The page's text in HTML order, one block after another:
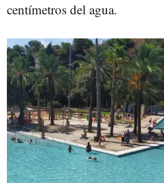
centímetros del agua.